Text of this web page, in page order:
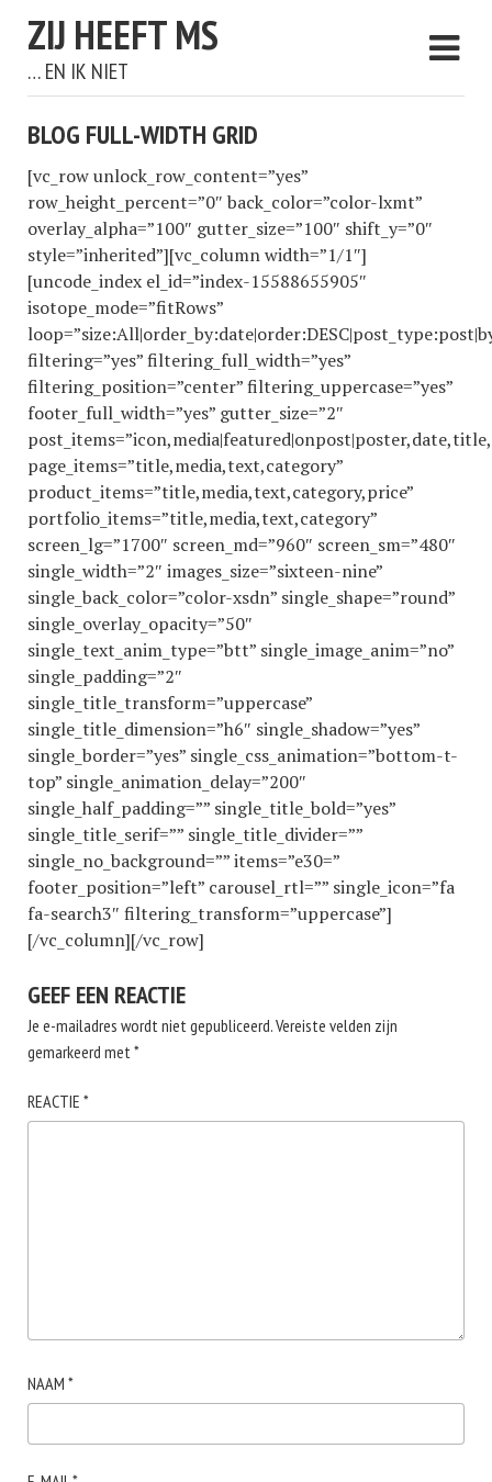
ZIJ HEEFT MS
… EN IK NIET
BLOG FULL-WIDTH GRID
[vc_row unlock_row_content=”yes”
row_height_percent=”0″ back_color=”color-lxmt”
overlay_alpha=”100″ gutter_size=”100″ shift_y=”0″
style=”inherited”][vc_column width=”1/1″]
[uncode_index el_id=”index-15588655905″
isotope_mode=”fitRows”
filtering=”yes” filtering_full_width=”yes”
filtering_position=”center” filtering_uppercase=”yes”
footer_full_width=”yes” gutter_size=”2″
page_items=”title,media,text,category”
product_items=”title,media,text,category,price”
portfolio_items=”title,media,text,category”
screen_lg=”1700″ screen_md=”960″ screen_sm=”480″
single_width=”2″ images_size=”sixteen-nine”
single_back_color=”color-xsdn” single_shape=”round”
single_overlay_opacity=”50″
single_text_anim_type=”btt” single_image_anim=”no”
single_padding=”2″
single_title_transform=”uppercase”
single_title_dimension=”h6″ single_shadow=”yes”
single_border=”yes” single_css_animation=”bottom-t-
top” single_animation_delay=”200″
single_half_padding=”” single_title_bold=”yes”
single_title_serif=”” single_title_divider=””
single_no_background=”” items=”e30=”
footer_position=”left” carousel_rtl=”” single_icon=”fa
fa-search3″ filtering_transform=”uppercase”]
[/vc_column][/vc_row]
GEEF EEN REACTIE
Je e-mailadres wordt niet gepubliceerd.Vereiste velden zijn
gemarkeerd met*
REACTIE *
NAAM *